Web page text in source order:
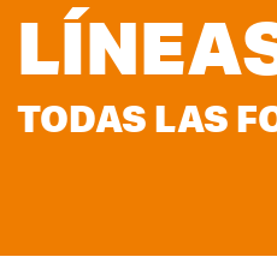
TODAS LAS